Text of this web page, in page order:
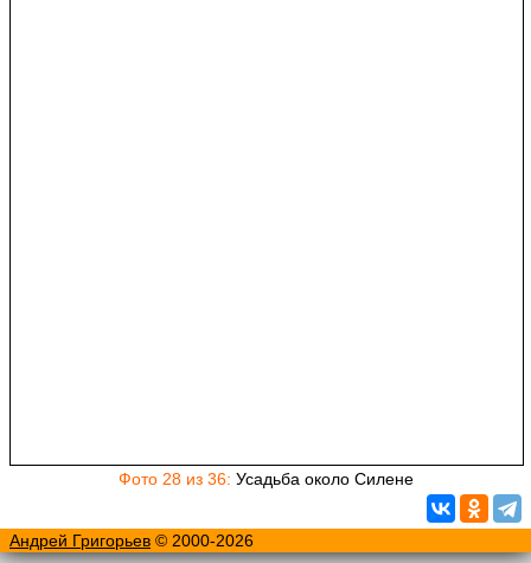
Фото 28 из 36: Усадьба около Силене
Андрей Григорьев © 2000-2026